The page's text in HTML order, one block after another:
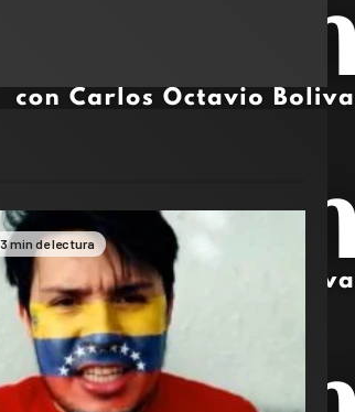
3 min de lectura